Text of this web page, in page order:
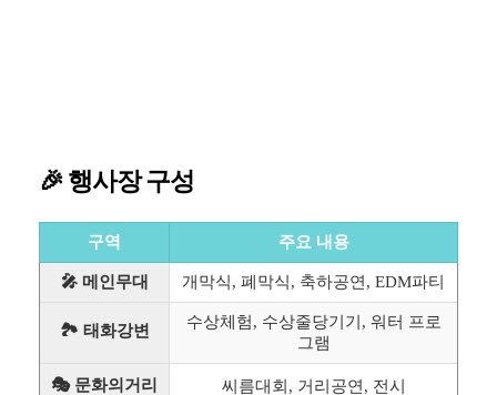
🎉 행사장 구성
구역 주요 내용
🎤 메인무대 개막식, 폐막식, 축하공연, EDM파티
🏞 태화강변
수상체험, 수상줄당기기, 워터 프로
그램
🎭 문화의거리 씨름대회, 거리공연, 전시